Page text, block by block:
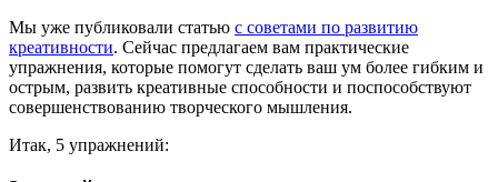
Мы уже публиковали статью с советами по развитию
креативности. Сейчас предлагаем вам практические
упражнения, которые помогут сделать ваш ум более гибким и
острым, развить креативные способности и поспособствуют
совершенствованию творческого мышления.
Итак, 5 упражнений: